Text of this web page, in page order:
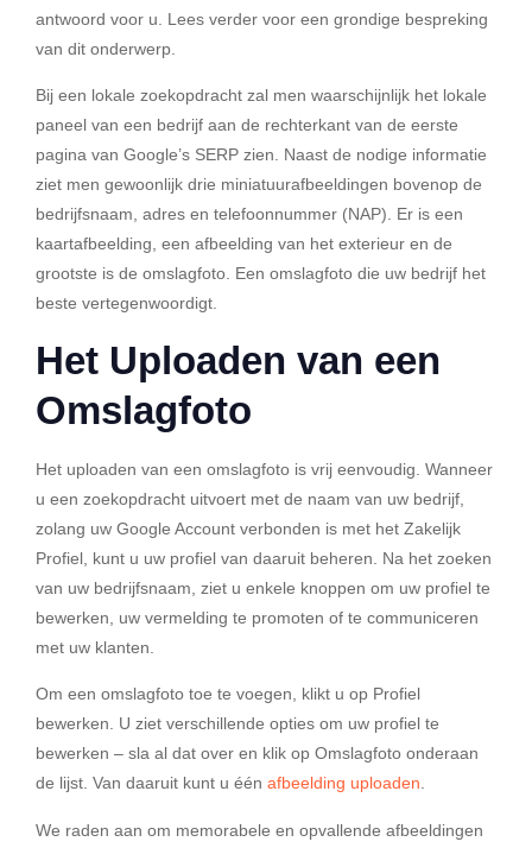
antwoord voor u. Lees verder voor een grondige bespreking
van dit onderwerp.
Bij een lokale zoekopdracht zal men waarschijnlijk het lokale
paneel van een bedrijf aan de rechterkant van de eerste
pagina van Google’s SERP zien. Naast de nodige informatie
ziet men gewoonlijk drie miniatuurafbeeldingen bovenop de
bedrijfsnaam, adres en telefoonnummer (NAP). Er is een
kaartafbeelding, een afbeelding van het exterieur en de
grootste is de omslagfoto. Een omslagfoto die uw bedrijf het
beste vertegenwoordigt.
Het Uploaden van een
Omslagfoto
Het uploaden van een omslagfoto is vrij eenvoudig. Wanneer
u een zoekopdracht uitvoert met de naam van uw bedrijf,
zolang uw Google Account verbonden is met het Zakelijk
Profiel, kunt u uw profiel van daaruit beheren. Na het zoeken
van uw bedrijfsnaam, ziet u enkele knoppen om uw profiel te
bewerken, uw vermelding te promoten of te communiceren
met uw klanten.
Om een omslagfoto toe te voegen, klikt u op Profiel
bewerken. U ziet verschillende opties om uw profiel te
bewerken – sla al dat over en klik op Omslagfoto onderaan
de lijst. Van daaruit kunt u één afbeelding uploaden
We raden aan om memorabele en opvallende afbeeldingen